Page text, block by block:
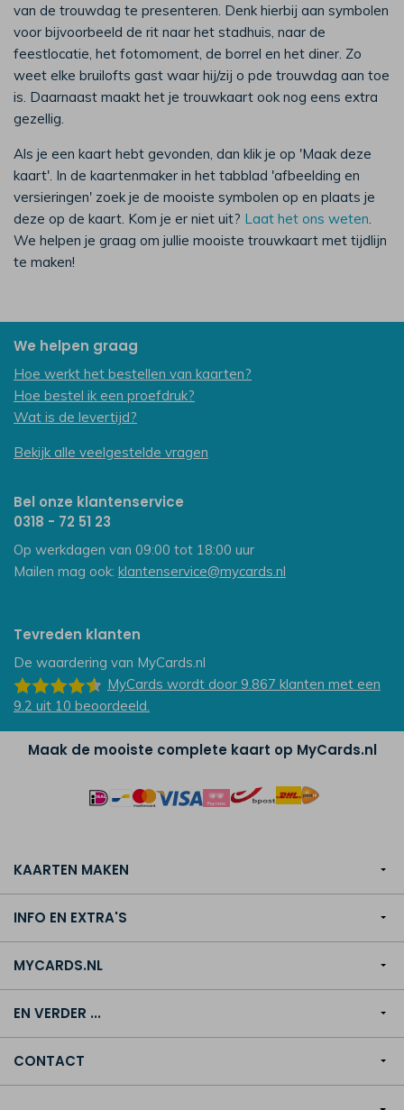
van de trouwdag te presenteren. Denk hierbij aan symbolen
voor bijvoorbeeld de rit naar het stadhuis, naar de
feestlocatie, het fotomoment, de borrel en het diner. Zo
weet elke bruilofts gast waar hij/zij o pde trouwdag aan toe
is. Daarnaast maakt het je trouwkaart ook nog eens extra
gezellig.
Als je een kaart hebt gevonden, dan klik je op 'Maak deze
kaart'. In de kaartenmaker in het tabblad 'afbeelding en
versieringen' zoek je de mooiste symbolen op en plaats je
deze op de kaart. Kom je er niet uit? Laat het ons weten
We helpen je graag om jullie mooiste trouwkaart met tijdlijn
te maken!
We helpen graag
Hoe werkt het bestellen van kaarten?
Hoe bestel ik een proefdruk?
Wat is de levertijd?
Bekijk alle veelgestelde vragen
Bel onze klantenservice
0318 - 72 51 23
Op werkdagen van 09:00 tot 18:00 uur
Mailen mag ook: klantenservice@mycards.nl
Tevreden klanten
De waardering van MyCards.nl
MyCards wordt door 9.867 klanten met een
9.2 uit 10 beoordeeld.
Maak de mooiste complete kaart op MyCards.nl
KAARTEN MAKEN
INFO EN EXTRA'S
MYCARDS.NL
EN VERDER ...
CONTACT